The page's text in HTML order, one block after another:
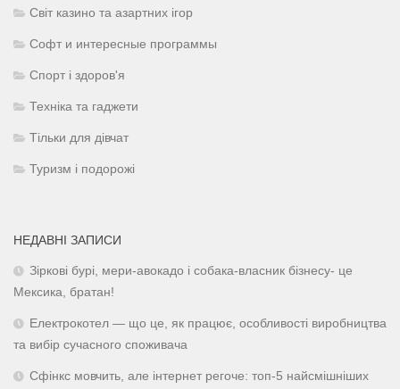
Світ казино та азартних ігор
Софт и интересные программы
Спорт і здоров'я
Техніка та гаджети
Тільки для дівчат
Туризм і подорожі
НЕДАВНІ ЗАПИСИ
Зіркові бурі, мери-авокадо і собака-власник бізнесу- це
Мексика, братан!
Електрокотел — що це, як працює, особливості виробництва
та вибір сучасного споживача
Сфінкс мовчить, але інтернет регоче: топ-5 найсмішніших